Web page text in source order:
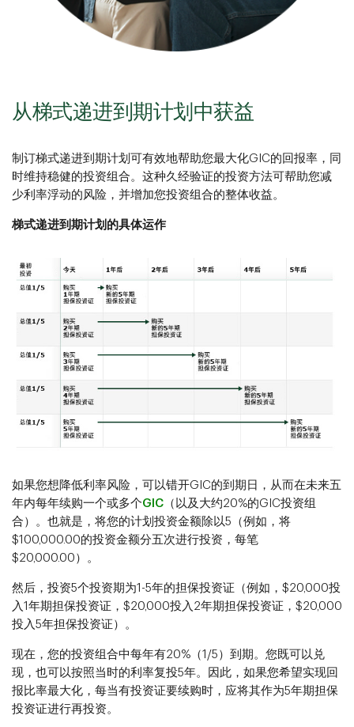
从梯式递进到期计划中获益
制订梯式递进到期计划可有效地帮助您最大化GIC的回报率，同
时维持稳健的投资组合。这种久经验证的投资方法可帮助您减
少利率浮动的风险，并增加您投资组合的整体收益。
梯式递进到期计划的具体运作
如果您想降低利率风险，可以错开GIC的到期日，从而在未来五
年内每年续购一个或多个GIC （以及大约20%的GIC投资组
合）。也就是，将您的计划投资金额除以5（例如，将
$100,000.00的投资金额分五次进行投资，每笔
$20,000.00）。
然后，投资5个投资期为1-5年的担保投资证（例如，$20,000投
入1年期担保投资证，$20,000投入2年期担保投资证，$20,000
投入5年担保投资证）。
现在，您的投资组合中每年有20%（1/5）到期。您既可以兑
现，也可以按照当时的利率复投5年。因此，如果您希望实现回
报比率最大化，每当有投资证要续购时，应将其作为5年期担保
投资证进行再投资。